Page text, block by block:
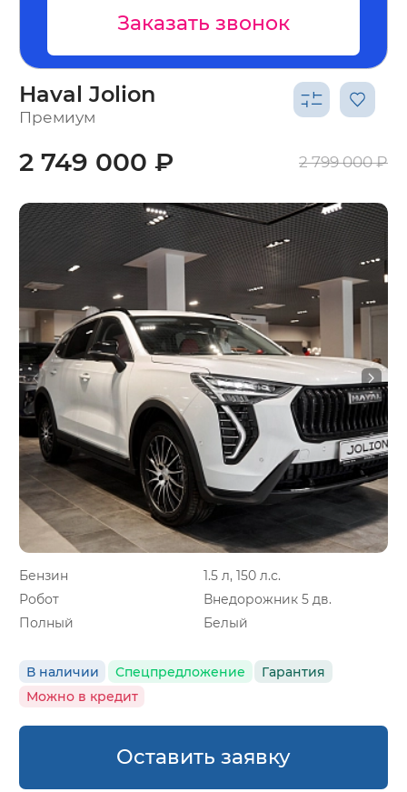
Заказать звонок
Haval Jolion
Премиум
Бензин
1.5 л, 150 л.с.
Робот
Внедорожник 5 дв.
Полный
Белый
В наличии Спецпредложение
Гарантия
Можно в кредит
2 749 000 ₽ 2 799 000 ₽
Оставить заявку